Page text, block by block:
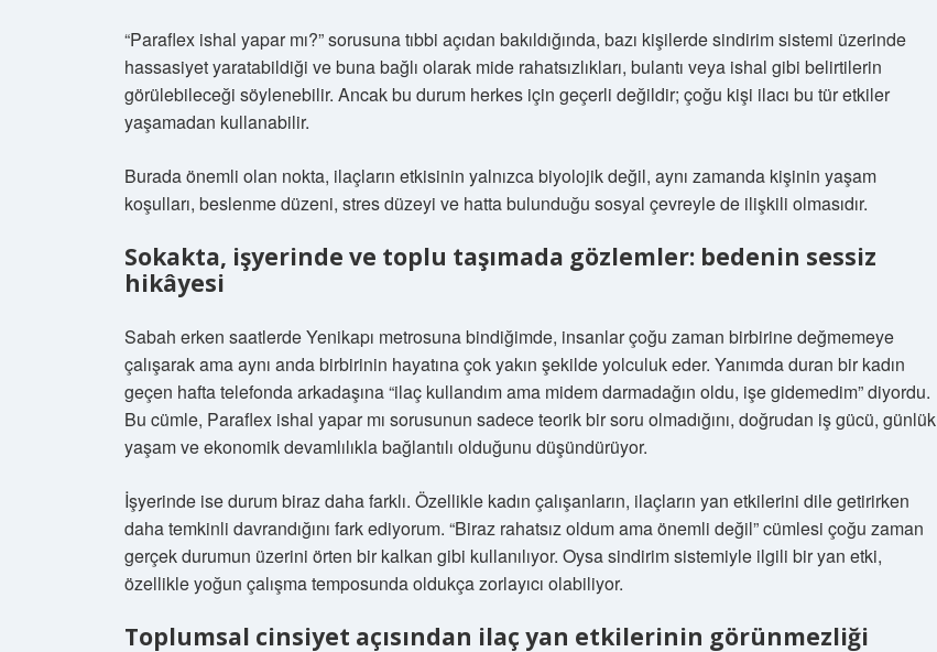
“Paraflex ishal yapar mı?” sorusuna tıbbi açıdan bakıldığında, bazı kişilerde sindirim sistemi üzerinde
hassasiyet yaratabildiği ve buna bağlı olarak mide rahatsızlıkları, bulantı veya ishal gibi belirtilerin
görülebileceği söylenebilir. Ancak bu durum herkes için geçerli değildir; çoğu kişi ilacı bu tür etkiler
yaşamadan kullanabilir.
Burada önemli olan nokta, ilaçların etkisinin yalnızca biyolojik değil, aynı zamanda kişinin yaşam
koşulları, beslenme düzeni, stres düzeyi ve hatta bulunduğu sosyal çevreyle de ilişkili olmasıdır.
Sokakta, işyerinde ve toplu taşımada gözlemler: bedenin sessiz
hikâyesi
Sabah erken saatlerde Yenikapı metrosuna bindiğimde, insanlar çoğu zaman birbirine değmemeye
çalışarak ama aynı anda birbirinin hayatına çok yakın şekilde yolculuk eder. Yanımda duran bir kadın
geçen hafta telefonda arkadaşına “ilaç kullandım ama midem darmadağın oldu, işe gidemedim” diyordu.
Bu cümle, Paraflex ishal yapar mı sorusunun sadece teorik bir soru olmadığını, doğrudan iş gücü, günlük
yaşam ve ekonomik devamlılıkla bağlantılı olduğunu düşündürüyor.
İşyerinde ise durum biraz daha farklı. Özellikle kadın çalışanların, ilaçların yan etkilerini dile getirirken
daha temkinli davrandığını fark ediyorum. “Biraz rahatsız oldum ama önemli değil” cümlesi çoğu zaman
gerçek durumun üzerini örten bir kalkan gibi kullanılıyor. Oysa sindirim sistemiyle ilgili bir yan etki,
özellikle yoğun çalışma temposunda oldukça zorlayıcı olabiliyor.
Toplumsal cinsiyet açısından ilaç yan etkilerinin görünmezliği